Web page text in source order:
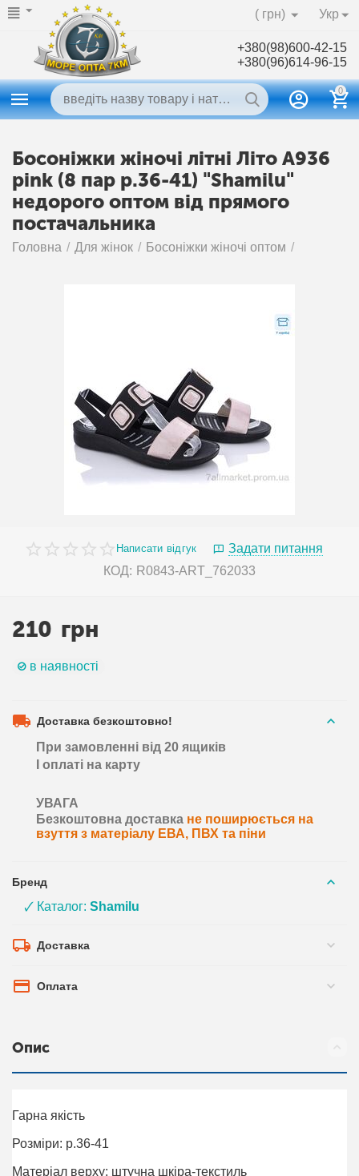
Укр
( грн)
+380(98)600-42-15
+380(96)614-96-15
0
Босоніжки жіночі літні Літо A936
pink (8 пар р.36-41) "Shamilu"
недорого оптом від прямого
постачальника
Головна / Для жінок / Босоніжки жіночі оптом /
Написати відгук
Задати питання
КОД: R0843-ART_762033
210 грн
в наявності
Доставка безкоштовно!
При замовленні від 20 ящиків
І оплаті на карту
УВАГА
Безкоштовна доставка не поширюється на
взуття з матеріалу ЕВА, ПВХ та піни
Бренд
🗸 Каталог:Shamilu
Доставка
Оплата
Опис
Гарна якість
Розміри: р.36-41
Матеріал верху: штучна шкіра-текстиль